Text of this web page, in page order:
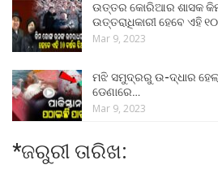
ଉତ୍ତର କୋରିଆର ଶାସକ
ଉତ୍ତରାଧିକାରୀ ହେବେ ଏହି
Mar 9, 2023
ମଝି ସମୁଦ୍ରରୁ ଉ-ଦ୍ଧାର
ଡେଣାରେ…
Mar 9, 2023
*ଜରୁରୀ ତାରିଖ: